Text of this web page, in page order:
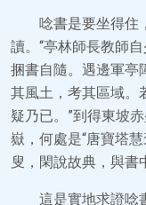
唸書是要坐得住
讀。“亭林師長教師
捆書自隨。遇邊軍亭
其風土，考其區域。
疑乃已。”到得東坡
嶽，何處是“唐寶塔
叟，閑說故典，與書
這是實地求證唸